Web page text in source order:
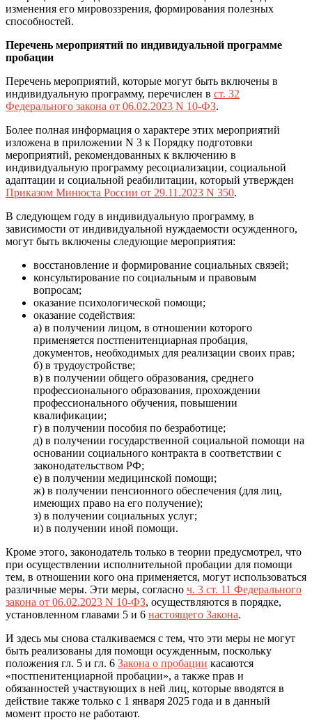
изменения его мировоззрения, формирования полезных
способностей.
Перечень мероприятий по индивидуальной программе
пробации
Перечень мероприятий, которые могут быть включены в
индивидуальную программу, перечислен в ст. 32
Федерального закона от 06.02.2023 N 10-ФЗ.
Более полная информация о характере этих мероприятий
изложена в приложении N 3 к Порядку подготовки
мероприятий, рекомендованных к включению в
индивидуальную программу ресоциализации, социальной
адаптации и социальной реабилитации, который утвержден
Приказом Минюста России от 29.11.2023 N 350.
В следующем году в индивидуальную программу, в
зависимости от индивидуальной нуждаемости осужденного,
могут быть включены следующие мероприятия:
восстановление и формирование социальных связей;
консультирование по социальным и правовым
вопросам;
оказание психологической помощи;
оказание содействия:
а) в получении лицом, в отношении которого
применяется постпенитенциарная пробация,
документов, необходимых для реализации своих прав;
б) в трудоустройстве;
в) в получении общего образования, среднего
профессионального образования, прохождении
профессионального обучения, повышении
квалификации;
г) в получении пособия по безработице;
д) в получении государственной социальной помощи на
основании социального контракта в соответствии с
законодательством РФ;
е) в получении медицинской помощи;
ж) в получении пенсионного обеспечения (для лиц,
имеющих право на его получение);
з) в получении социальных услуг;
и) в получении иной помощи.
Кроме этого, законодатель только в теории предусмотрел, что
при осуществлении исполнительной пробации для помощи
тем, в отношении кого она применяется, могут использоваться
различные меры. Эти меры, согласно ч. 3 ст. 11 Федерального
закона от 06.02.2023 N 10-ФЗ, осуществляются в порядке,
установленном главами 5 и 6 настоящего Закона.
И здесь мы снова сталкиваемся с тем, что эти меры не могут
быть реализованы для помощи осужденным, поскольку
положения гл. 5 и гл. 6 Закона о пробации касаются
«постпенитенциарной пробации», а также прав и
обязанностей участвующих в ней лиц, которые вводятся в
действие также только с 1 января 2025 года и в данный
момент просто не работают.